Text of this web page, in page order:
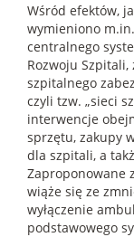
Wśród efektów,
wymieniono
centralnego
Rozwoju
szpitalnego
czyli tzw. „sieci
interwencje
sprzętu, zakupy
dla szpitali, a
Zaproponowane
wiąże się ze
wyłączenie
podstawowego